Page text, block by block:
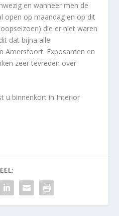
en wanneer men de
open op maandag en op dit
die er niet waren
dat bijna alle
Amersfoort. Exposanten en
zeer tevreden over
u binnenkort in Interior